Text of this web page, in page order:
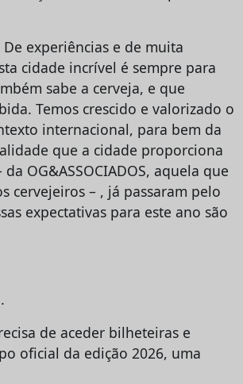
experiências e de muita
cidade incrível é sempre para
sabe a cerveja, e que
Temos crescido e valorizado o
internacional, para bem da
que a cidade proporciona
OG&ASSOCIADOS, aquela que
cervejeiros – , já passaram pelo
expectativas para este ano são
de aceder bilheteiras e
oficial da edição 2026, uma